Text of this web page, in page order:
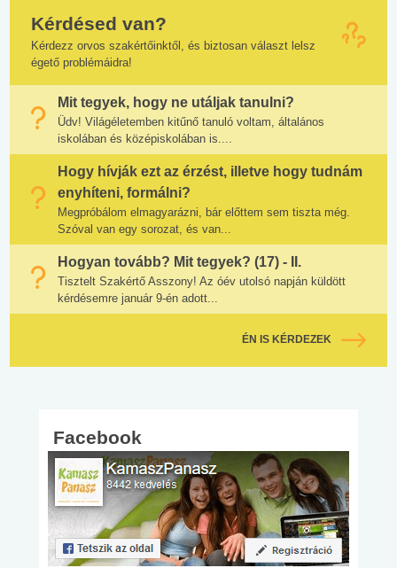
Kérdésed van?
Kérdezz orvos szakértőinktől, és biztosan választ lelsz
égető problémáidra!
Mit tegyek, hogy ne utáljak tanulni?
Üdv! Világéletemben kitűnő tanuló voltam, általános
iskolában és középiskolában is....
Hogy hívják ezt az érzést, illetve hogy tudnám
enyhíteni, formálni?
Megpróbálom elmagyarázni, bár előttem sem tiszta még.
Szóval van egy sorozat, és van...
Hogyan tovább? Mit tegyek? (17) - II.
Tisztelt Szakértő Asszony! Az óév utolsó napján küldött
kérdésemre január 9-én adott...
ÉN IS KÉRDEZEK
Facebook